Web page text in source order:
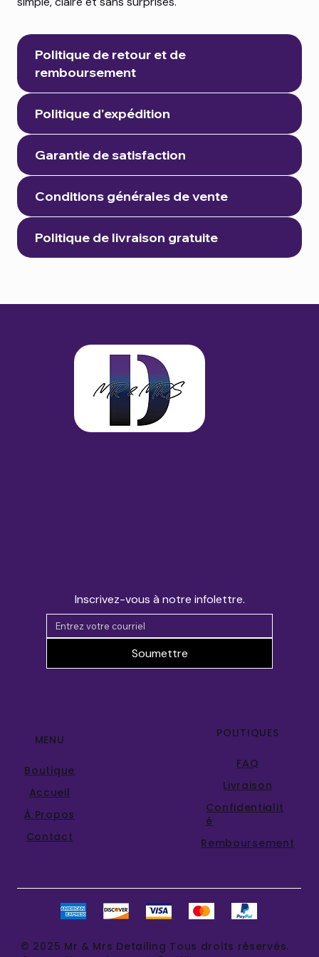
Politique de retour et de
remboursement
Politique d'expédition
Garantie de satisfaction
Conditions générales de vente
Politique de livraison gratuite
Inscrivez-vous à notre infolettre.
Soumettre
MENU
Boutique
Accueil
À Propos
Contact
POLITIQUES
FAQ
Livraison
Confidentialit
é
Remboursement
© 2025 Mr & Mrs Detailing Tous droits réservés.